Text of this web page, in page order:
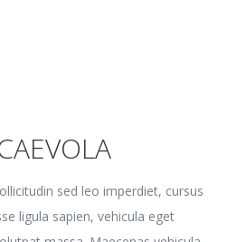
sed leo imperdiet, cursus
ligula sapien, vehicula eget